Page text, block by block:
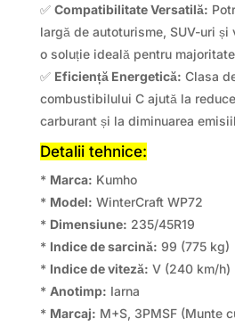
✅ Compatibilitate Versatilă:
largă de autoturisme, SUV-uri
o soluție ideală pentru
✅ Eficiență Energetică: Clasa
combustibilului C ajută la
carburant și la diminuarea
Detalii tehnice:
* Marca: Kumho
* Model: WinterCraft WP72
* Dimensiune: 235/45R19
* Indice de sarcină: 99 (775 kg)
* Indice de viteză: V (240 km/h)
* Anotimp: Iarna
* Marcaj: M+S, 3PMSF (Munte